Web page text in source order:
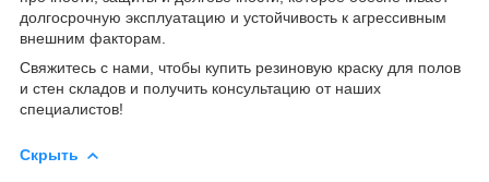
долгосрочную эксплуатацию и устойчивость к агрессивным
внешним факторам.
Свяжитесь с нами, чтобы купить резиновую краску для полов
и стен складов и получить консультацию от наших
специалистов!
Скрыть